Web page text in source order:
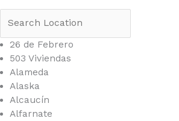
26 de Febrero
503 Viviendas
Alameda
Alaska
Alcaucín
Alfarnate